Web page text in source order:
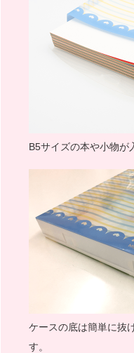
B5サイズの本や小物が
ケースの底は簡単に抜
す。